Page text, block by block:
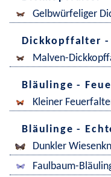
Gelbwürfeliger
Dickkopffalter -
Malven-
Bläulinge -
Kleiner
Bläulinge -
Dunkler
Faulbaum-